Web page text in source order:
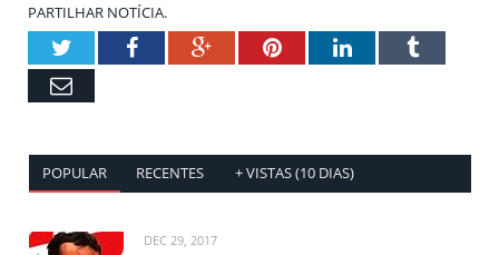
PARTILHAR NOTÍCIA.
TwitterFacebookGoogle+PinterestLinkedInTumblr
Email
POPULAR RECENTES + VISTAS (10 DIAS)
DEC 29, 2017